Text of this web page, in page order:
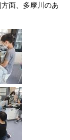
面、多摩川のあ